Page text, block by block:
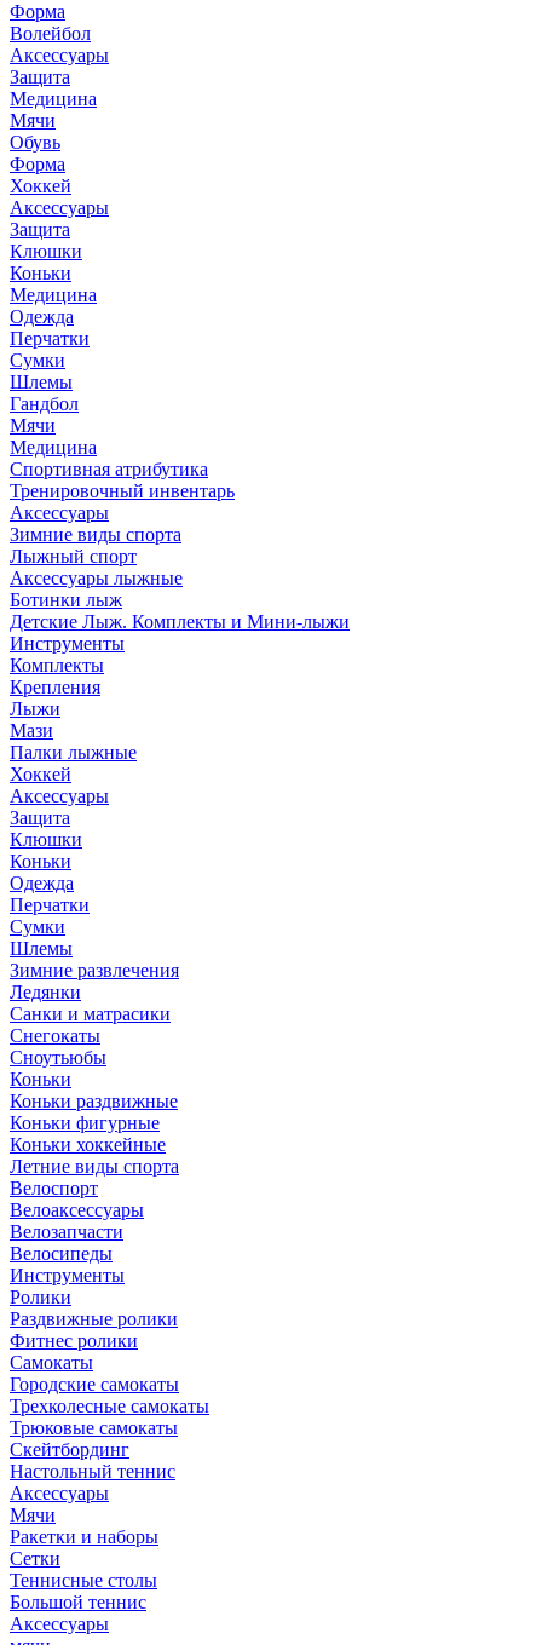
Форма
Волейбол
Аксессуары
Защита
Медицина
Мячи
Обувь
Форма
Хоккей
Аксессуары
Защита
Клюшки
Коньки
Медицина
Одежда
Перчатки
Сумки
Шлемы
Гандбол
Мячи
Медицина
Спортивная атрибутика
Тренировочный инвентарь
Аксессуары
Зимние виды спорта
Лыжный спорт
Аксессуары лыжные
Ботинки лыж
Детские Лыж. Комплекты и Мини-лыжи
Инструменты
Комплекты
Крепления
Лыжи
Мази
Палки лыжные
Хоккей
Аксессуары
Защита
Клюшки
Коньки
Одежда
Перчатки
Сумки
Шлемы
Зимние развлечения
Ледянки
Санки и матрасики
Снегокаты
Сноутьюбы
Коньки
Коньки раздвижные
Коньки фигурные
Коньки хоккейные
Летние виды спорта
Велоспорт
Велоаксессуары
Велозапчасти
Велосипеды
Инструменты
Ролики
Раздвижные ролики
Фитнес ролики
Самокаты
Городские самокаты
Трехколесные самокаты
Трюковые самокаты
Скейтбординг
Настольный теннис
Аксессуары
Мячи
Ракетки и наборы
Сетки
Теннисные столы
Большой теннис
Аксессуары